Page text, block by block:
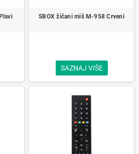
SBOX žičani miš M-958 Crveni
SAZNAJ VIŠE